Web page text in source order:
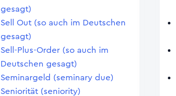
gesagt)
Sell Out (so auch im Deutschen
gesagt)
Sell-Plus-Order (so auch im
Deutschen gesagt)
Seminargeld (seminary due)
Seniorität (seniority)